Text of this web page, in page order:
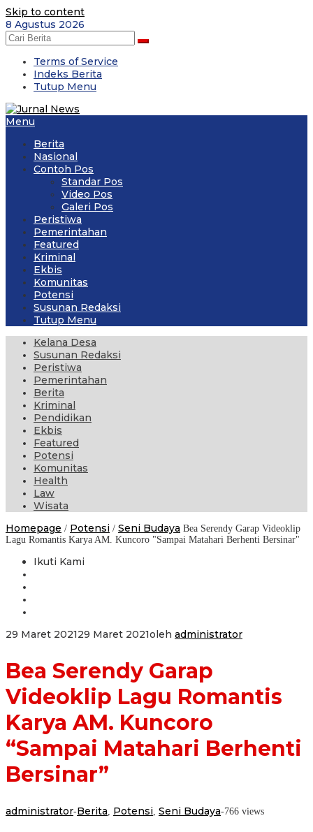
Skip to content
8 Agustus 2026
Terms of Service
Indeks Berita
Tutup Menu
Menu
Berita
Nasional
Contoh Pos
Standar Pos
Video Pos
Galeri Pos
Peristiwa
Pemerintahan
Featured
Kriminal
Ekbis
Komunitas
Potensi
Susunan Redaksi
Tutup Menu
Kelana Desa
Susunan Redaksi
Peristiwa
Pemerintahan
Berita
Kriminal
Pendidikan
Ekbis
Featured
Potensi
Komunitas
Health
Law
Wisata
Homepage / Potensi / Seni Budaya Bea Serendy Garap Videoklip
Lagu Romantis Karya AM. Kuncoro "Sampai Matahari Berhenti Bersinar"
Ikuti Kami
29 Maret 202129 Maret 2021oleh administrator
Bea Serendy Garap
Videoklip Lagu Romantis
Karya AM. Kuncoro
“Sampai Matahari Berhenti
Bersinar”
administrator-Berita Potensi Seni Budaya-766 views